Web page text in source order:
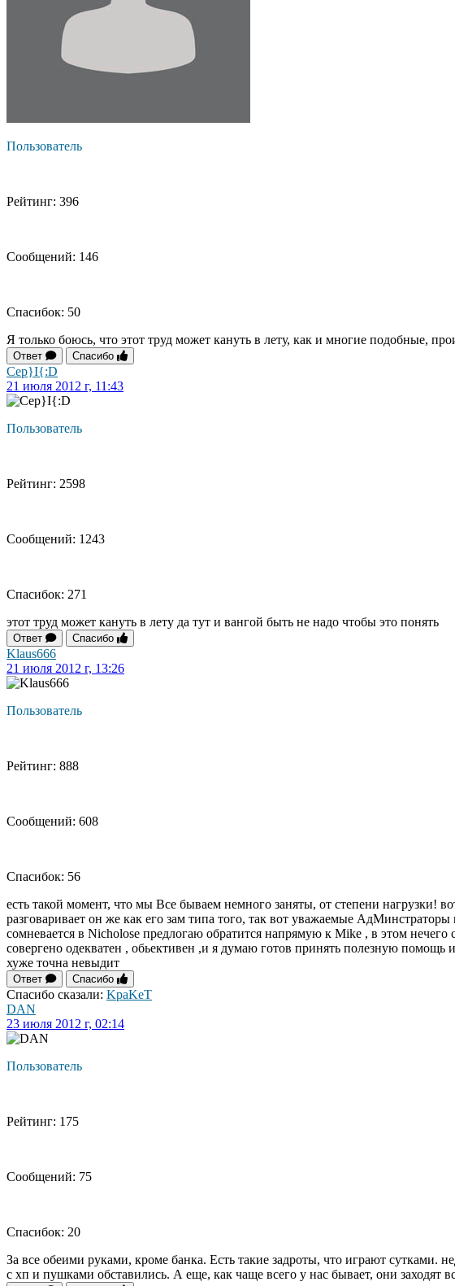
Пользователь
Рейтинг: 396
Сообщений: 146
Спасибок: 50
Я только боюсь, что этот труд может кануть в лету, как и многие подобные,
Ответ Спасибо
Cep}I{:D
21 июля 2012 г, 11:43
Пользователь
Рейтинг: 2598
Сообщений: 1243
Спасибок: 271
этот труд может кануть в лету да тут и вангой быть не надо чтобы это понять
Ответ Спасибо
Klaus666
21 июля 2012 г, 13:26
Пользователь
Рейтинг: 888
Сообщений: 608
Спасибок: 56
есть такой момент, что мы Все бываем немного заняты, от степени нагрузки!
разговаривает он же как его зам типа того, так вот уважаемые
сомневается в Nicholose предлогаю обратится напрямую к Mike , в этом
совергено одекватен , обьективен ,и я думаю готов принять полезную
хуже точна невыдит
Ответ Спасибо
Спасибо сказали: KpaKeT
DAN
23 июля 2012 г, 02:14
Пользователь
Рейтинг: 175
Сообщений: 75
Спасибок: 20
За все обеими руками, кроме банка. Есть такие задроты, что играют сутками.
с хп и пушками обставились. А еще, как чаще всего у нас бывает, они заходят